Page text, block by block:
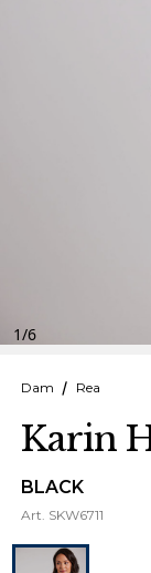
1/6
Dam Rea
Karin
BLACK
Art. SKW6711